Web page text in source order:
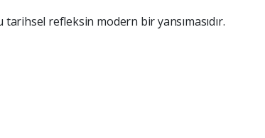
tarihsel refleksin modern bir yansımasıdır.